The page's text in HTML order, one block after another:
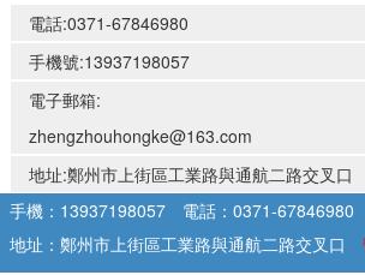
電話:0371-67846980
手機號:13937198057
電子郵箱:
zhengzhouhongke@163.com
地址:鄭州市上街區工業路與通航二路交叉口
手機：13937198057
電話：0371-67846980
地址：鄭州市上街區工業路與通航二路交叉口